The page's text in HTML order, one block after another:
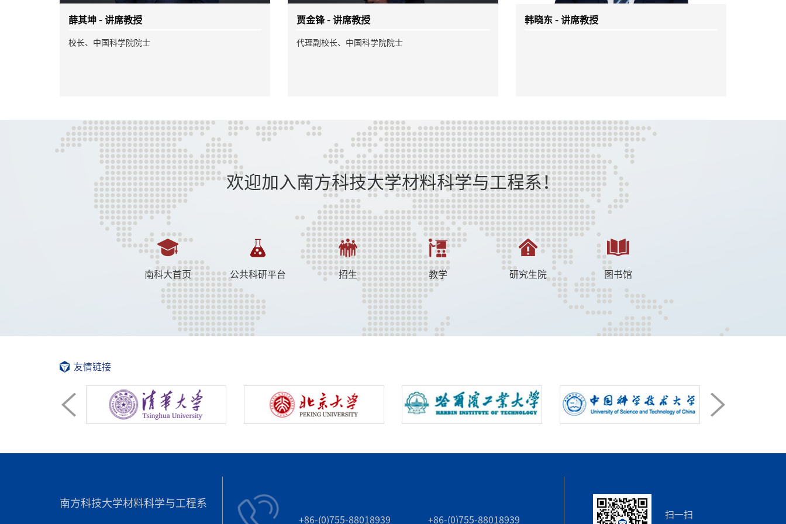
陈明伟 - 讲席教授
工学院院长
徐政和 - 讲席教授
中国工程院外籍院士、加拿大皇家科学院院士和加拿
徐强 - 讲席教授
欢迎加入南方科技大学材料科学与工程系！
南科大首页 公共科研平台 招生 教学 研究生院 图书馆
友情链接
南方科技大学材料科学与工程系
+86-(0)755-88018939 +86-(0)755-88018939
扫一扫